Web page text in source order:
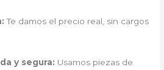
Te damos el precio real, sin cargos
y segura: Usamos piezas de